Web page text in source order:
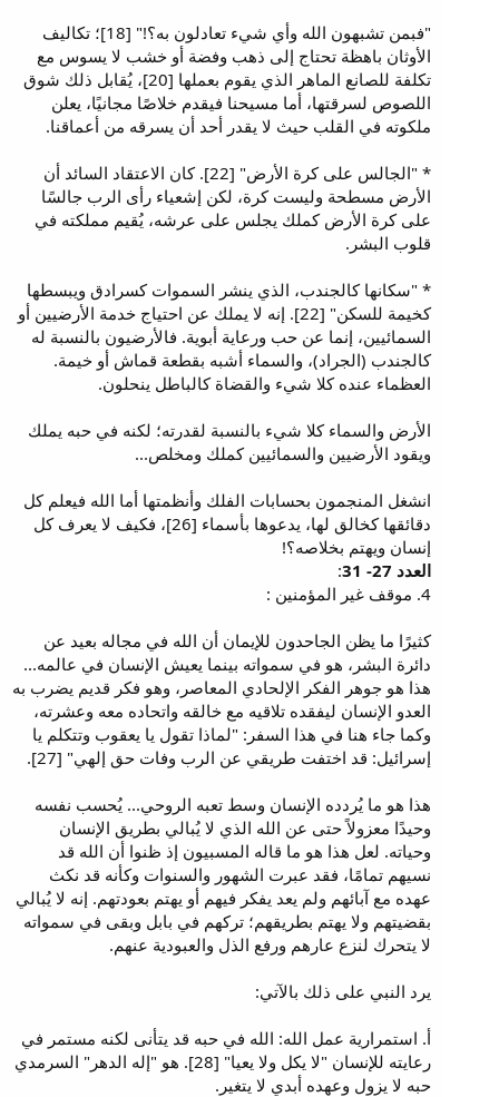
"فبمن تشبهون الله وأي شيء تعادلون به؟!" [18]؛ تكاليف
الأوثان باهظة تحتاج إلى ذهب وفضة أو خشب لا يسوس مع
تكلفة للصانع الماهر الذي يقوم بعملها [20]، يُقابل ذلك شوق
اللصوص لسرقتها، أما مسيحنا فيقدم خلاصًا مجانيًا، يعلن
ملكوته في القلب حيث لا يقدر أحد أن يسرقه من أعماقنا.
* "الجالس على كرة الأرض" [22]. كان الاعتقاد السائد أن
الأرض مسطحة وليست كرة، لكن إشعياء رأى الرب جالسًا
على كرة الأرض كملك يجلس على عرشه، يُقيم مملكته في
قلوب البشر.
* "سكانها كالجندب، الذي ينشر السموات كسرادق ويبسطها
كخيمة للسكن" [22]. إنه لا يملك عن احتياج خدمة الأرضيين أو
السمائيين، إنما عن حب ورعاية أبوية. فالأرضيون بالنسبة له
كالجندب (الجراد)، والسماء أشبه بقطعة قماش أو خيمة.
العظماء عنده كلا شيء والقضاة كالباطل ينحلون.
الأرض والسماء كلا شيء بالنسبة لقدرته؛ لكنه في حبه يملك
ويقود الأرضيين والسمائيين كملك ومخلص...
انشغل المنجمون بحسابات الفلك وأنظمتها أما الله فيعلم كل
دقائقها كخالق لها، يدعوها بأسماء [26]، فكيف لا يعرف كل
إنسان ويهتم بخلاصه؟!
العدد 27- 31
:
4. موقف غير المؤمنين :
كثيرًا ما يظن الجاحدون للإيمان أن الله في مجاله بعيد عن
دائرة البشر، هو في سمواته بينما يعيش الإنسان في عالمه...
هذا هو جوهر الفكر الإلحادي المعاصر، وهو فكر قديم يضرب به
العدو الإنسان ليفقده تلاقيه مع خالقه واتحاده معه وعشرته،
وكما جاء هنا في هذا السفر: "لماذا تقول يا يعقوب وتتكلم يا
إسرائيل: قد اختفت طريقي عن الرب وفات حق إلهي" [27].
هذا هو ما يُردده الإنسان وسط تعبه الروحي... يُحسب نفسه
وحيدًا معزولاً حتى عن الله الذي لا يُبالي بطريق الإنسان
وحياته. لعل هذا هو ما قاله المسبيون إذ ظنوا أن الله قد
نسيهم تمامًا، فقد عبرت الشهور والسنوات وكأنه قد نكث
عهده مع آبائهم ولم يعد يفكر فيهم أو يهتم بعودتهم. إنه لا يُبالي
بقضيتهم ولا يهتم بطريقهم؛ تركهم في بابل وبقى في سمواته
لا يتحرك لنزع عارهم ورفع الذل والعبودية عنهم.
يرد النبي على ذلك بالآتي:
أ. استمرارية عمل الله: الله في حبه قد يتأنى لكنه مستمر في
رعايته للإنسان "لا يكل ولا يعيا" [28]. هو "إله الدهر" السرمدي
حبه لا يزول وعهده أبدي لا يتغير.